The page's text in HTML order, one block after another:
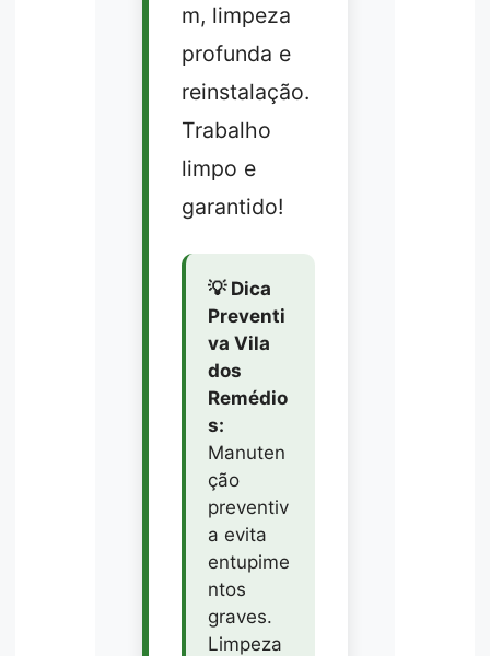
m, limpeza
profunda e
reinstalação.
Trabalho
limpo e
garantido!
💡 Dica
Preventi
va Vila
dos
Remédio
s:
Manuten
ção
preventiv
a evita
entupime
ntos
graves.
Limpeza